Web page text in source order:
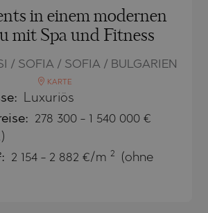
in einem modernen
mit Spa und Fitness
/ SOFIA / SOFIA / BULGARIEN
KARTE
Luxuriös
: 278 300 - 1 540 000 €
2 154 - 2 882 €/m 2
(ohne